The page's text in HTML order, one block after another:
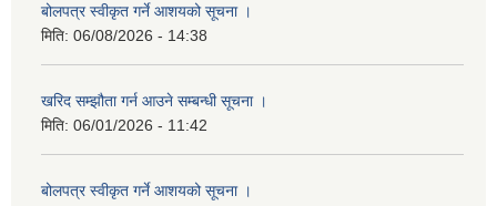
बोलपत्र स्वीकृत गर्ने आशयको सूचना ।
मिति: 06/08/2026 - 14:38
खरिद सम्झौता गर्न आउने सम्बन्धी सूचना ।
मिति: 06/01/2026 - 11:42
बोलपत्र स्वीकृत गर्ने आशयको सूचना ।